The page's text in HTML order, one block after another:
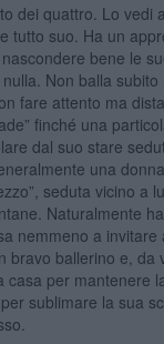
dei quattro. Lo vedi
tutto suo. Ha un
bene le
Non balla subito
fare attento ma
finché una
dal suo stare
una
seduta vicino a
Naturalmente
nemmeno a
bravo ballerino e, da
casa per mantenere
sublimare la sua